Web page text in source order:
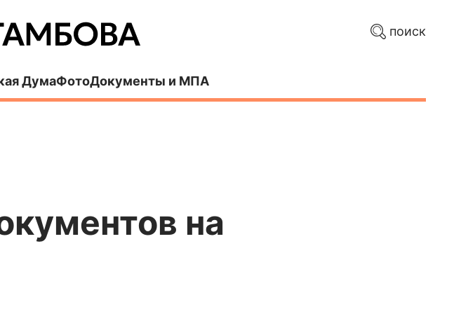
поиск
ДумаФотоДокументы и МПА
на